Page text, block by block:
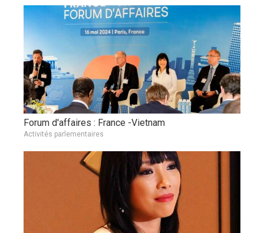
Forum d'affaires : France -Vietnam
Activités parlementaires